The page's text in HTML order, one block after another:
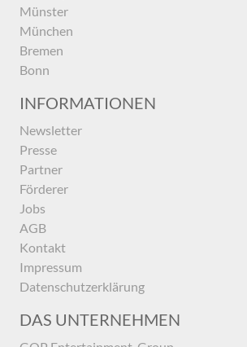
Münster
München
Bremen
Bonn
INFORMATIONEN
Newsletter
Presse
Partner
Förderer
Jobs
AGB
Kontakt
Impressum
Datenschutzerklärung
DAS UNTERNEHMEN